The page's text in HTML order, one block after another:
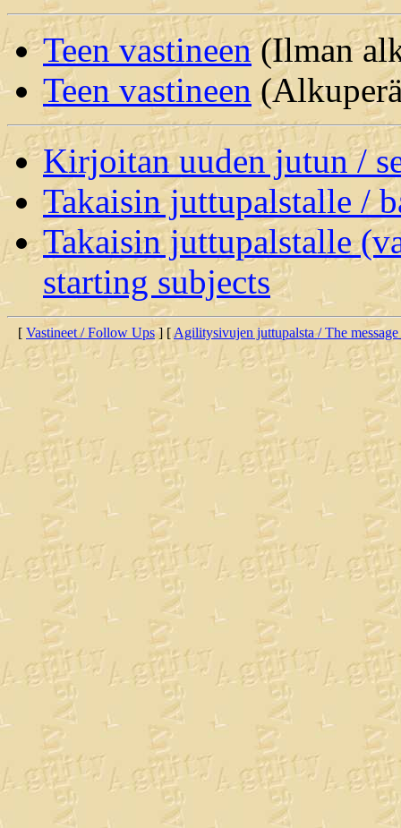
Teen vastineen(Ilman
Teen vastineen
Kirjoitan uuden jutun /
Takaisin juttupalstalle /
Takaisin juttupalstalle
starting subjects
[ Vastineet / Follow Ups] [Agilitysivujen juttupalsta / The